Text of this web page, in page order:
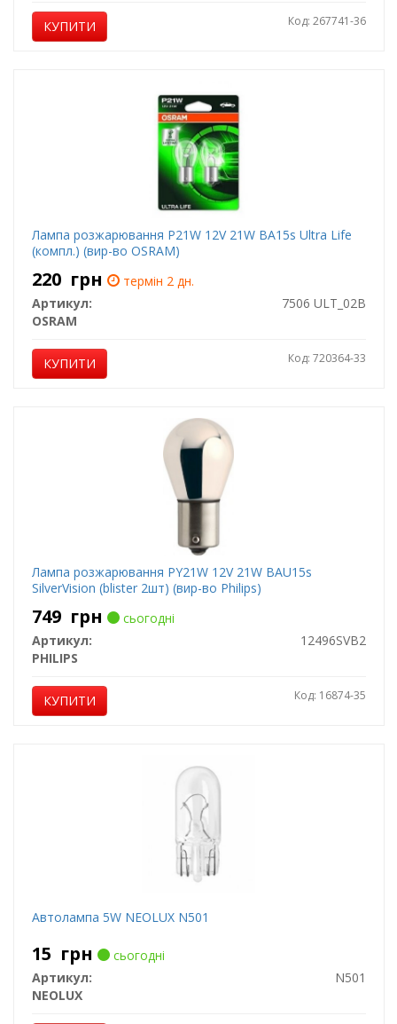
КУПИТИ Код: 267741-36
Лампа розжарювання P21W 12V 21W BA15s Ultra Life
(компл.) (вир-во OSRAM)
220 грн
термін 2 дн.
Артикул:
7506 ULT_02B
OSRAM
КУПИТИ Код: 720364-33
Лампа розжарювання PY21W 12V 21W BAU15s
SilverVision (blister 2шт) (вир-во Philips)
749 грн
сьогодні
Артикул:
12496SVB2
PHILIPS
КУПИТИ Код: 16874-35
Автолампа 5W NEOLUX N501
15 грн
сьогодні
Артикул:
N501
NEOLUX